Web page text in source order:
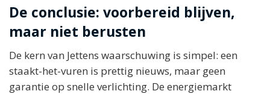
De conclusie: voorbereid blijven,
maar niet berusten
De kern van Jettens waarschuwing is simpel: een
staakt-het-vuren is prettig nieuws, maar geen
garantie op snelle verlichting. De energiemarkt